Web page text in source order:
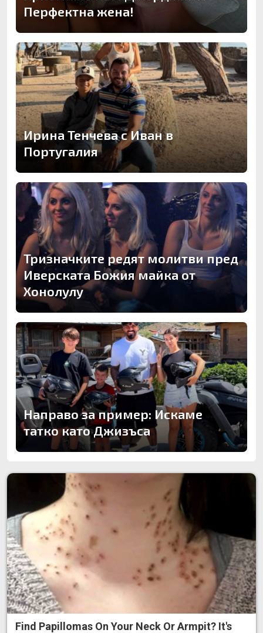
Перфектна жена!
Ирина Тенчева с Иван в
Португалия
Тризначките редят молитви пред
Иверската Божия майка от
Хонолулу
Направо за пример: Искаме
татко като Джизъса
Find Papillomas On Your Neck Or Armpit? It's